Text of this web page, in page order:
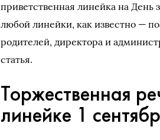
приветственная линейка на День
любой линейки, как известно —
родителей, директора и
статья.
Торжественная
линейке 1